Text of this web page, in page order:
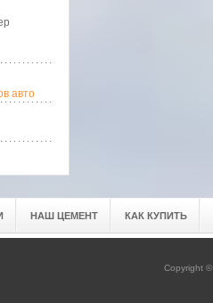
авто
НАШ ЦЕМЕНТ КАК КУПИТЬ
Copyright